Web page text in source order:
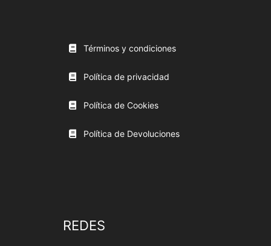
Términos y condiciones
Política de privacidad
Política de Cookies
Política de Devoluciones
REDES